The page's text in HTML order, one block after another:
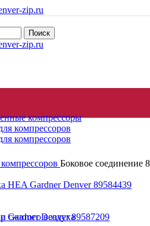
zip.ru
Поиск
zip.ru
компрессоры
компрессоров
компрессоров
сжатого воздуха
Боковое соединение
HEA Gardner Denver 89584439
Gardner Denver 89587209